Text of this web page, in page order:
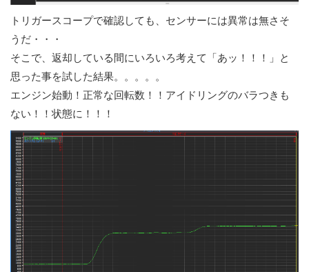
トリガースコープで確認しても、センサーには異常は無さそ
うだ・・・
そこで、返却している間にいろいろ考えて「あッ！！！」と
思った事を試した結果。。。。。
エンジン始動！正常な回転数！！アイドリングのバラつきも
ない！！状態に！！！